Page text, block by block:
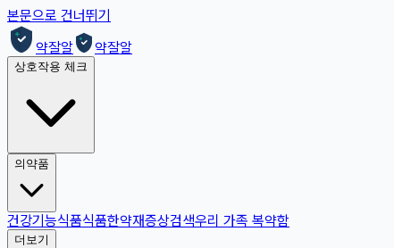
본문으로 건너뛰기
약잘알
약잘알
상호작용 체크
의약품
건강기능식품식품한약재증상검색우리 가족 복약함
더보기